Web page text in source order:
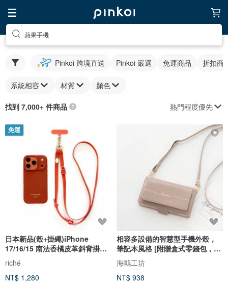
蘋果手機
Pinkoi 跨境直送 Pinkoi 嚴選 免運商品 折扣商
系統相容 材質 顏色
找到 7,000+ 件商品 熱門程度優先
免運
日本新品(殼+掛繩)iPhone
17/16/15 南法香橘皮革斜背掛繩
手機殼
riché
NT$ 1,280
相容多設備的智慧型手機外殼，
筆記本風格 [附贈盒式零錢包，簡
單姓名雕刻] 智慧型手機肩帶，零
錢包，錢包，免費姓名錢包
AE16U
海鷗工坊
NT$ 938